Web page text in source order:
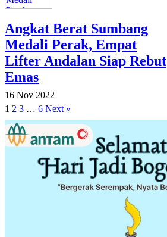
Angkat Berat Sumbang
Medali Perak, Empat
Lifter Andalan Siap Rebut
Emas
16 Nov 2022
1 2 3 … 6 Next »